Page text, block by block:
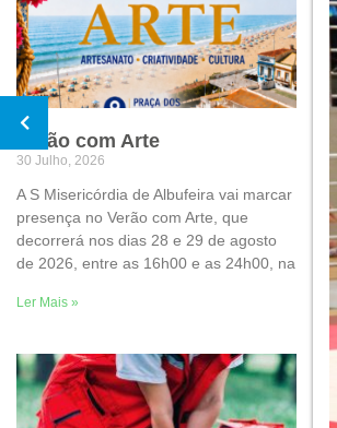
Verão com Arte
30 Julho, 2026
A S Misericórdia de Albufeira vai marcar
presença no Verão com Arte, que
decorrerá nos dias 28 e 29 de agosto
de 2026, entre as 16h00 e as 24h00, na
Ler Mais »